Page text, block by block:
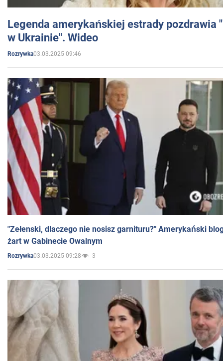
Legenda amerykańskiej estrady pozdrawia
w Ukrainie". Wideo
Rozrywka03.03.2025 09:46
"Zełenski, dlaczego nie nosisz garnituru?" Amerykański
żart w Gabinecie Owalnym
Rozrywka03.03.2025 09:28 3